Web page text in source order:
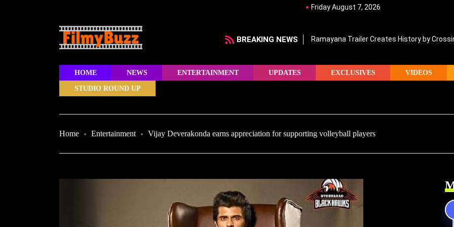
Friday August 7, 2026
BREAKING NEWS Ramayana Trailer Creates History by
HOME NEWS ENTERTAINMENT UPDATES EXCLUSIVES VIDEOS
STUDIO ROUND UP
Home Entertainment Vijay Deverakonda earns appreciation for supporting volleyball players